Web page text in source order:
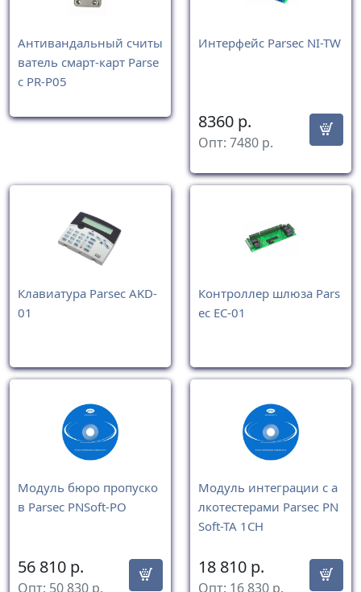
Антивандальный считы
ватель смарт-карт Parse
c PR-P05
Интерфейс Parsec NI-TW
8360 р.
Опт: 7480 р.
Клавиатура Parsec AKD-
01
Контроллер шлюза Pars
ec EC-01
Модуль бюро пропуско
в Parsec PNSoft-PO
56 810 р.
Опт: 50 830 р.
Модуль интеграции с а
лкотестерами Parsec PN
Soft-TA 1CH
18 810 р.
Опт: 16 830 р.